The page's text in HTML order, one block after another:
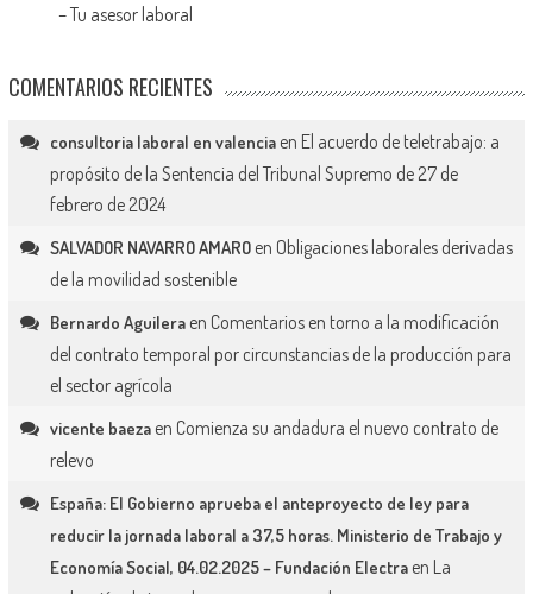
–Tu asesor laboral
COMENTARIOS RECIENTES
consultoria laboral en valenciaen El acuerdo de teletrabajo: a
propósito de la Sentencia del Tribunal Supremo de 27 de
febrero de 2024
SALVADOR NAVARRO AMAROen Obligaciones laborales derivadas
de la movilidad sostenible
Bernardo Aguileraen Comentarios en torno a la modificación
del contrato temporal por circunstancias de la producción para
el sector agrícola
vicente baezaen Comienza su andadura el nuevo contrato de
relevo
España: El Gobierno aprueba el anteproyecto de ley para
reducir la jornada laboral a 37,5 horas. Ministerio de Trabajo y
Economía Social, 04.02.2025 – Fundación Electraen La